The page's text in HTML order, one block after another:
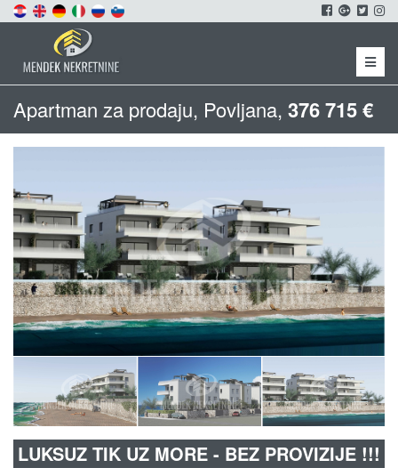
Menu
Apartman za prodaju, Povljana, 376 715 €
LUKSUZ TIK UZ MORE - BEZ PROVIZIJE !!!